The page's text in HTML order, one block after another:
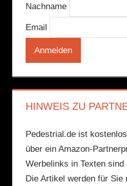
Nachname
Email
HINWEIS ZU
Pedestrial.de ist
über ein Amazon-
Werbelinks in Texten sind
Die Artikel werden für Sie